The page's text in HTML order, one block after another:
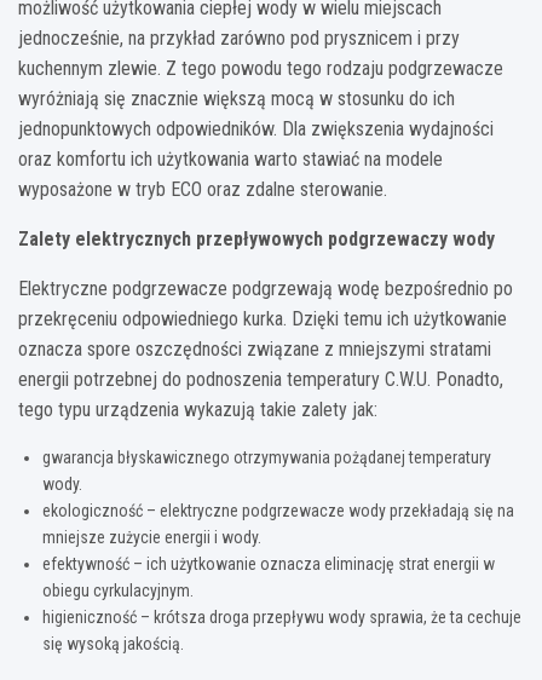
możliwość użytkowania ciepłej wody w wielu miejscach
jednocześnie, na przykład zarówno pod prysznicem i przy
kuchennym zlewie. Z tego powodu tego rodzaju podgrzewacze
wyróżniają się znacznie większą mocą w stosunku do ich
jednopunktowych odpowiedników. Dla zwiększenia wydajności
oraz komfortu ich użytkowania warto stawiać na modele
wyposażone w tryb ECO oraz zdalne sterowanie.
Zalety elektrycznych przepływowych podgrzewaczy wody
Elektryczne podgrzewacze podgrzewają wodę bezpośrednio po
przekręceniu odpowiedniego kurka. Dzięki temu ich użytkowanie
oznacza spore oszczędności związane z mniejszymi stratami
energii potrzebnej do podnoszenia temperatury C.W.U. Ponadto,
tego typu urządzenia wykazują takie zalety jak:
gwarancja błyskawicznego otrzymywania pożądanej temperatury
wody.
ekologiczność – elektryczne podgrzewacze wody przekładają się na
mniejsze zużycie energii i wody.
efektywność – ich użytkowanie oznacza eliminację strat energii w
obiegu cyrkulacyjnym.
higieniczność – krótsza droga przepływu wody sprawia, że ta cechuje
się wysoką jakością.